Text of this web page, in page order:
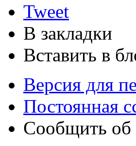
Tweet
В закладки
Вставить в
Версия для
Постоянная
Сообщить об